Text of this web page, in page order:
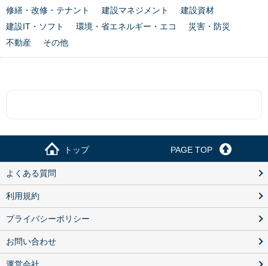
修繕・改修・テナント
建設マネジメント
建設資材
建設IT・ソフト
環境・省エネルギー・エコ
災害・防災
不動産
その他
トップ PAGE TOP
よくある質問
利用規約
プライバシーポリシー
お問い合わせ
運営会社